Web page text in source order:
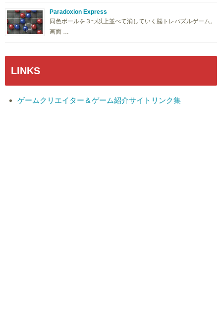
Paradoxion Express
同色ボールを３つ以上並べて消していく脳トレパズルゲーム。
画面 …
LINKS
ゲームクリエイター＆ゲーム紹介サイトリンク集